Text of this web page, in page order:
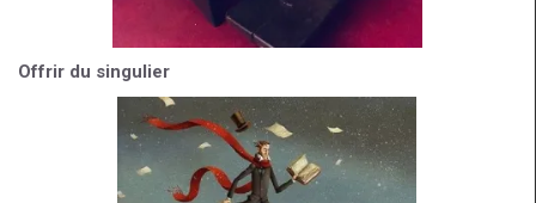
Offrir du singulier